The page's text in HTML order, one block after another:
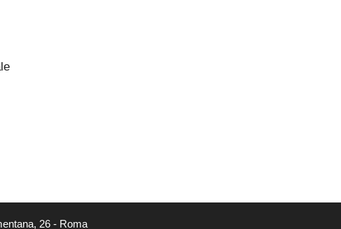
26 - Roma